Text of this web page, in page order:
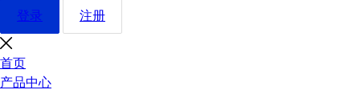
登录 注册
首页
产品中心